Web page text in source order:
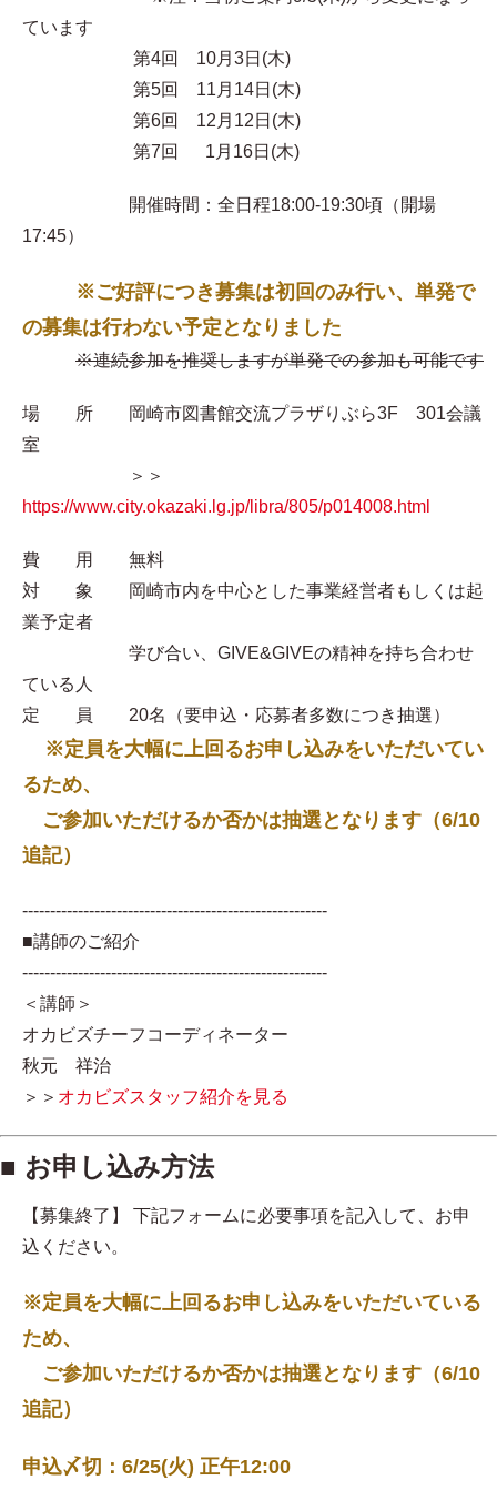
ています
第4回 10月3日(木)
第5回 11月14日(木)
第6回 12月12日(木)
第7回 1月16日(木)
開催時間：全日程18:00-19:30頃（開場
17:45）
※ご好評につき募集は初回のみ行い、単発で
の募集は行わない予定となりました
※連続参加を推奨しますが単発での参加も可能です
場 所 岡崎市図書館交流プラザりぶら3F 301会議
室
＞＞
https://www.city.okazaki.lg.jp/libra/805/p014008.html
費 用 無料
対 象 岡崎市内を中心とした事業経営者もしくは起
業予定者
学び合い、GIVE&GIVEの精神を持ち合わせ
ている人
定 員 20名（要申込・応募者多数につき抽選）
※定員を大幅に上回るお申し込みをいただいてい
るため、
ご参加いただけるか否かは抽選となります（6/10
追記）
-------------------------------------------------------
■講師のご紹介
-------------------------------------------------------
＜講師＞
オカビズチーフコーディネーター
秋元 祥治
＞＞ オカビズスタッフ紹介を見る
■ お申し込み方法
【募集終了】 下記フォームに必要事項を記入して、お申
込ください。
※定員を大幅に上回るお申し込みをいただいている
ため、
ご参加いただけるか否かは抽選となります（6/10
追記）
申込〆切：6/25(火) 正午12:00